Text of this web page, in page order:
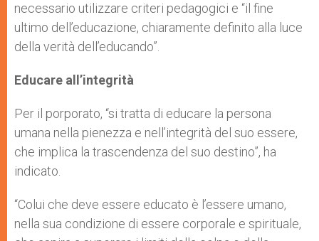
necessario utilizzare criteri pedagogici e “il fine
ultimo dell’educazione, chiaramente definito alla luce
della verità dell’educando”.
Educare all’integrità
Per il porporato, “si tratta di educare la persona
umana nella pienezza e nell’integrità del suo essere,
che implica la trascendenza del suo destino”, ha
indicato.
“Colui che deve essere educato è l’essere umano,
nella sua condizione di essere corporale e spirituale,